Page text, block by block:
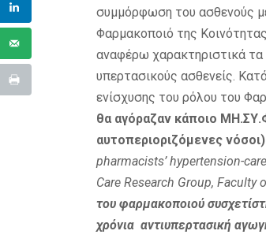
συμμόρφωση του ασθενούς
Φαρμακοποιό της
αναφέρω χαρακτηριστικά τα
υπερτασικούς ασθενείς.
ενίσχυσης του ρόλου του
θα αγόραζαν κάποιο
αυτοπεριοριζόμενες
pharmacists’ hypertension-
Care Research Group, Faculty
του φαρμακοποιού
χρόνια αντιυπερτασική